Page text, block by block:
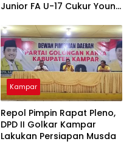
Junior FA U-17 Cukur Young
Soeratin
Kampar
Repol Pimpin Rapat Pleno,
DPD II Golkar Kampar
Lakukan Persiapan Musda